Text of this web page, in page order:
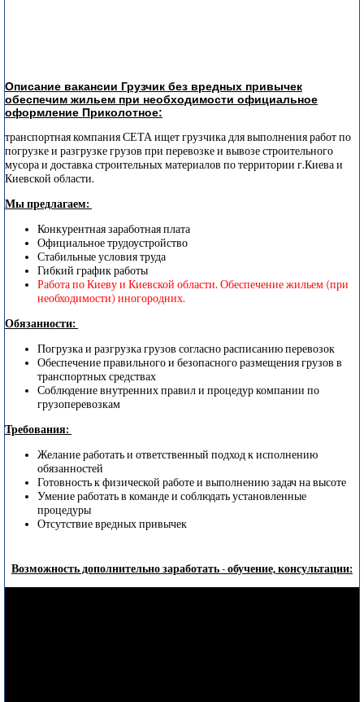
Описание вакансии Грузчик без вредных привычек
обеспечим жильем при необходимости официальное
оформление Приколотное:
транспортная компания СЕТА ищет грузчика для выполнения работ по
погрузке и разгрузке грузов при перевозке и вывозе строительного
мусора и доставка строительных материалов по территории г.Киева и
Киевской области.
Мы предлагаем:
Конкурентная заработная плата
Официальное трудоустройство
Стабильные условия труда
Гибкий график работы
Работа по Киеву и Киевской области. Обеспечение жильем (при
необходимости) иногородних.
Обязанности:
Погрузка и разгрузка грузов согласно расписанию перевозок
Обеспечение правильного и безопасного размещения грузов в
транспортных средствах
Соблюдение внутренних правил и процедур компании по
грузоперевозкам
Требования:
Желание работать и ответственный подход к исполнению
обязанностей
Готовность к физической работе и выполнению задач на высоте
Умение работать в команде и соблюдать установленные
процедуры
Отсутствие вредных привычек
Возможность дополнительно заработать - обучение, консультации: